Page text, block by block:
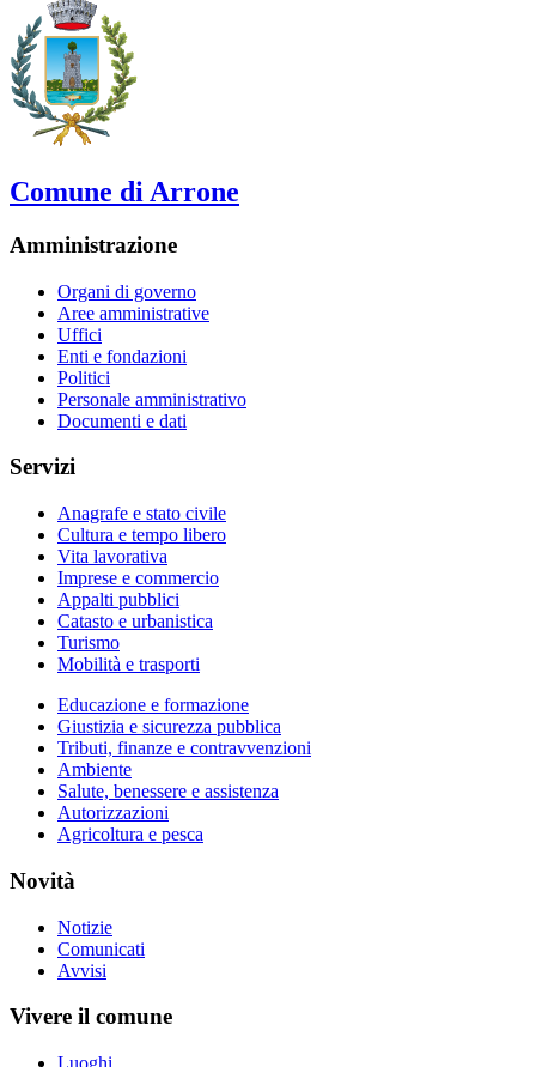
Comune di Arrone
Amministrazione
Organi di governo
Aree amministrative
Uffici
Enti e fondazioni
Politici
Personale amministrativo
Documenti e dati
Servizi
Anagrafe e stato civile
Cultura e tempo libero
Vita lavorativa
Imprese e commercio
Appalti pubblici
Catasto e urbanistica
Turismo
Mobilità e trasporti
Educazione e formazione
Giustizia e sicurezza pubblica
Tributi, finanze e contravvenzioni
Ambiente
Salute, benessere e assistenza
Autorizzazioni
Agricoltura e pesca
Novità
Notizie
Comunicati
Avvisi
Vivere il comune
Luoghi